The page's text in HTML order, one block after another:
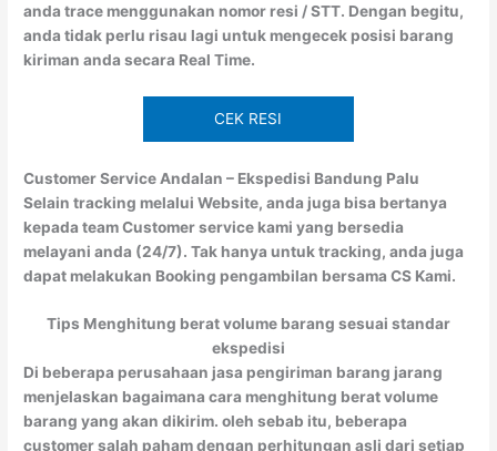
anda trace menggunakan nomor resi / STT. Dengan begitu,
anda tidak perlu risau lagi untuk mengecek posisi barang
kiriman anda secara Real Time.
CEK RESI
Customer Service Andalan – Ekspedisi Bandung Palu
Selain tracking melalui Website, anda juga bisa bertanya
kepada team Customer service kami yang bersedia
melayani anda (24/7). Tak hanya untuk tracking, anda juga
dapat melakukan Booking pengambilan bersama CS Kami.
Tips Menghitung berat volume barang sesuai standar
ekspedisi
Di beberapa perusahaan jasa pengiriman barang jarang
menjelaskan bagaimana cara menghitung berat volume
barang yang akan dikirim. oleh sebab itu, beberapa
customer salah paham dengan perhitungan asli dari setiap